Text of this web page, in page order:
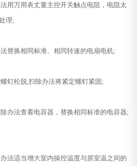
用万用表丈量主控开关触点电阻，电阻太
理;
替换相同标准、相同转速的电扇电机;
钉松脱,扫除办法将紧定螺钉紧固;
办法查看电容器，替换相同标准的电容器;
法适当增大室内操控温度与原室温之间的